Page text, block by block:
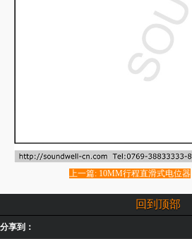
上一篇: 10MM行程直滑式电位器
回到顶部
分享到：